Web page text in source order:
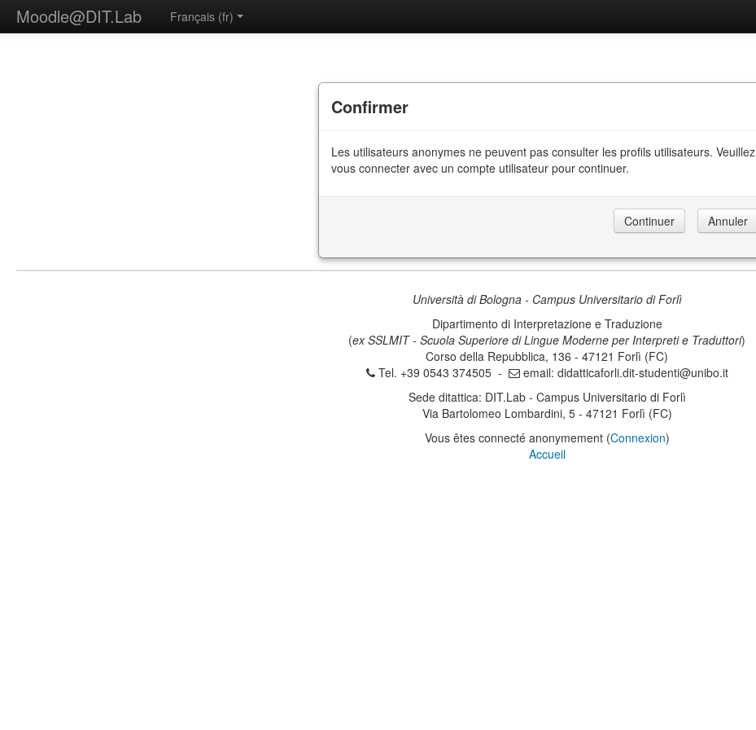
Moodle@DIT.Lab Français ‎(fr)‎
Confirmer
Les utilisateurs anonymes ne peuvent pas consulter les profils utilisateurs. Veuillez
vous connecter avec un compte utilisateur pour continuer.
Università di Bologna - Campus Universitario di Forlì
Dipartimento di Interpretazione e Traduzione
(ex SSLMIT - Scuola Superiore di Lingue Moderne per Interpreti e Traduttori)
Corso della Repubblica, 136 - 47121 Forlì (FC)
Tel. +39 0543 374505 -
email: didatticaforli.dit-studenti@unibo.it
Sede ditattica: DIT.Lab - Campus Universitario di Forlì
Via Bartolomeo Lombardini, 5 - 47121 Forlì (FC)
Vous êtes connecté anonymement (Connexion)
Accueil